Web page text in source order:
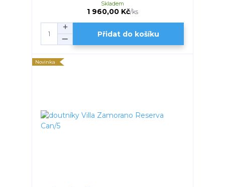
1 960,00 Kč/ks
Skladem
Přidat do košíku
Novinka